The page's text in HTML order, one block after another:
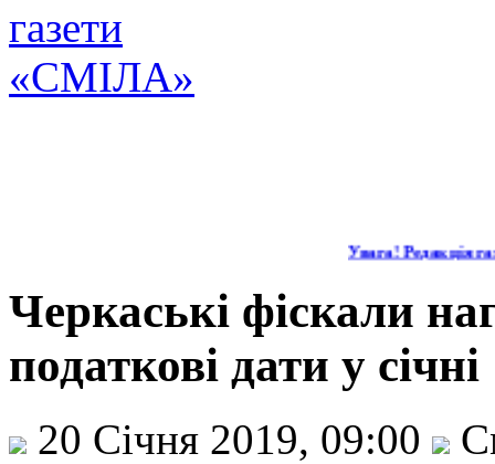
Увага! Редакція
Черкаські фіскали
податкові дати у січні
20 Січня 2019, 09:00